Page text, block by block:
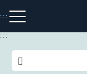
到
主
:::
注音索引圖示
:::